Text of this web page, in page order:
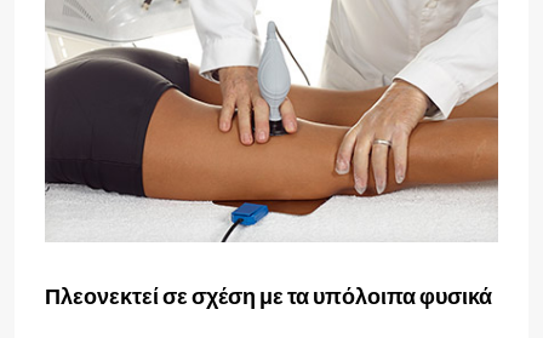
Πλεονεκτεί σε σχέση με τα υπόλοιπα φυσικά